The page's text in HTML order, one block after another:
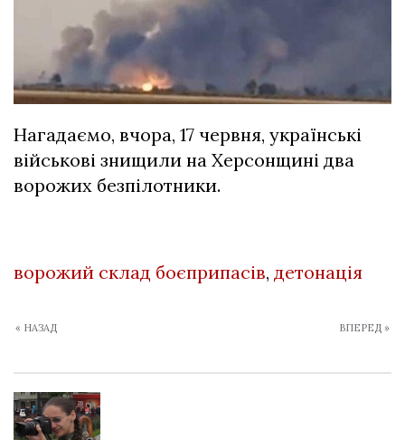
Нагадаємо, вчора, 17 червня, українські
військові знищили на Херсонщині два
ворожих безпілотники.
ворожий склад боєприпасів, детонація
« НАЗАД ВПЕРЕД »